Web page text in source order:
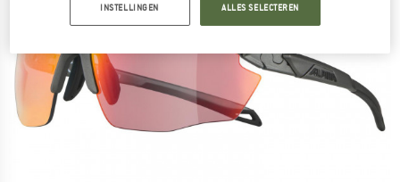
INSTELLINGEN ALLES SELECTEREN